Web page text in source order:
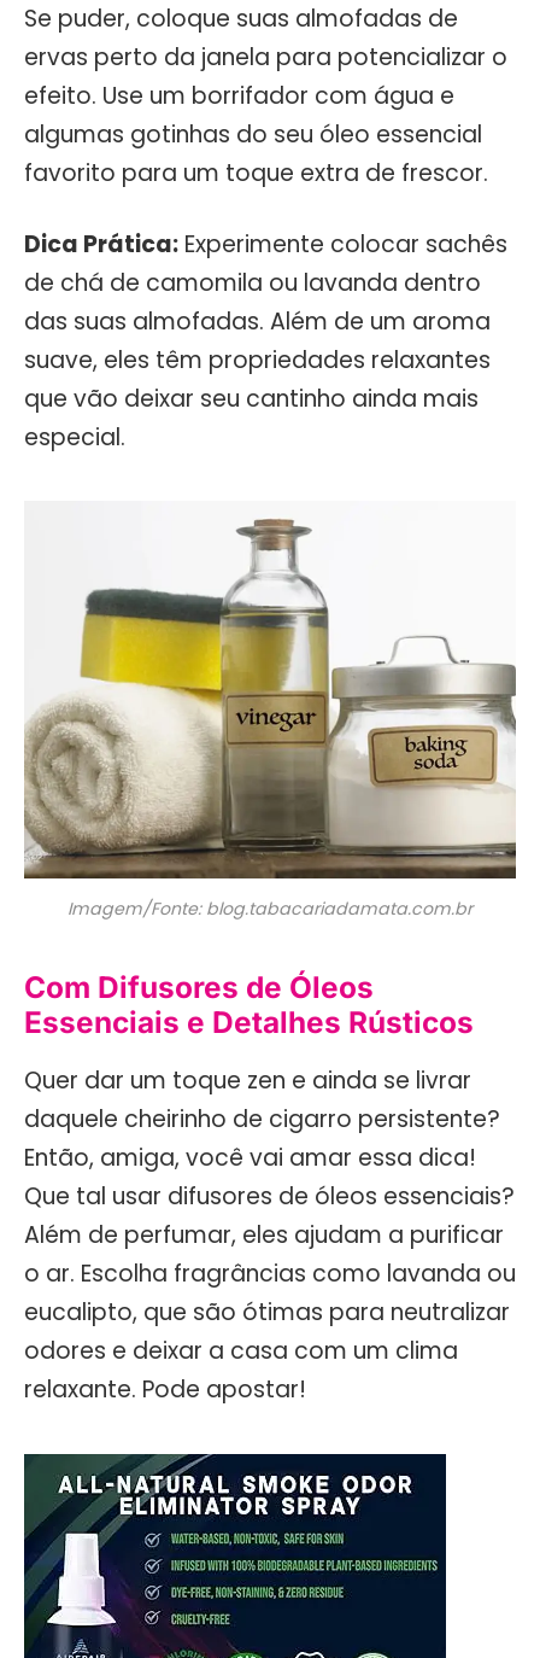
Se puder, coloque suas almofadas de
ervas perto da janela para potencializar o
efeito. Use um borrifador com água e
algumas gotinhas do seu óleo essencial
favorito para um toque extra de frescor.
Dica Prática: Experimente colocar sachês
de chá de camomila ou lavanda dentro
das suas almofadas. Além de um aroma
suave, eles têm propriedades relaxantes
que vão deixar seu cantinho ainda mais
especial.
Imagem/Fonte: blog.tabacariadamata.com.br
Com Difusores de Óleos
Essenciais e Detalhes Rústicos
Quer dar um toque zen e ainda se livrar
daquele cheirinho de cigarro persistente?
Então, amiga, você vai amar essa dica!
Que tal usar difusores de óleos essenciais?
Além de perfumar, eles ajudam a purificar
o ar. Escolha fragrâncias como lavanda ou
eucalipto, que são ótimas para neutralizar
odores e deixar a casa com um clima
relaxante. Pode apostar!